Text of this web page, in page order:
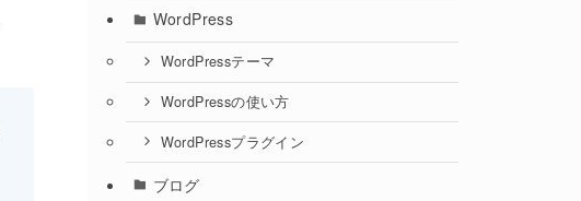
WordPress
WordPressテーマ
WordPressの使い方
WordPressプラグイン
ブログ